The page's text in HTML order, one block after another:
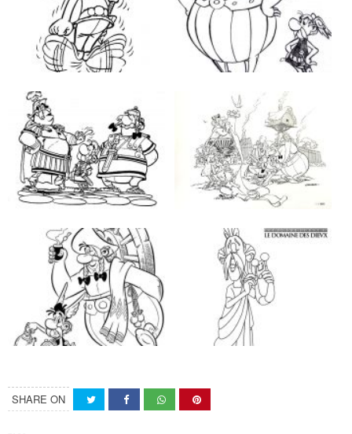
SHARE ON